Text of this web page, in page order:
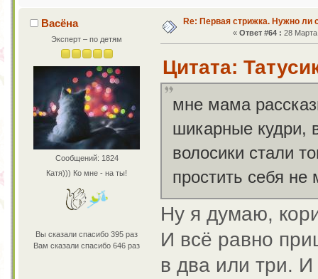
Васёна
Эксперт – по детям
Сообщений: 1824
Катя))) Ко мне - на ты!
Вы сказали спасибо 395 раз
Вам сказали спасибо 646 раз
Re: Первая стрижка. Нужно ли
« Ответ #64 : 28
Цитата:
мне мама
шикарные кудри,
волосики стали
простить себя
Ну я думаю,
И всё равно
в два или три. И